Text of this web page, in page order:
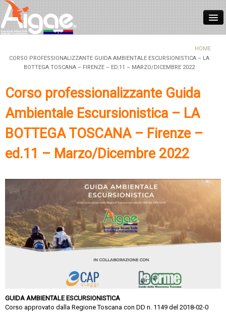
CHI SIAMO
ASSOCIARSI
NORMATIVE
HOME
CORSO PROFESSIONALIZZANTE GUIDA AMBIENTALE ESCURSIONISTICA – LA
BOTTEGA TOSCANA – FIRENZE – ED.11 – MARZO/DICEMBRE 2022
Corso professionalizzante Guida
Ambientale Escursionistica – LA
BOTTEGA TOSCANA – Firenze –
ed.11 – Marzo/Dicembre 2022
GUIDA AMBIENTALE ESCURSIONISTICA
Corso approvato dalla Regione Toscana con DD n. 1149 del 2018-02-0